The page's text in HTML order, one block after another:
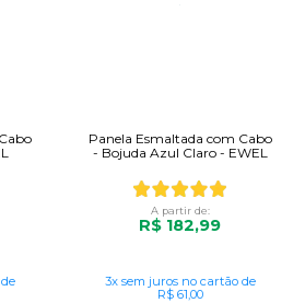
de
Panela Esmaltada com Cabo
- Bojuda Azul Claro - EWEL
A partir de:
R$ 182,99
3x sem juros no cartãode
R$ 61,00